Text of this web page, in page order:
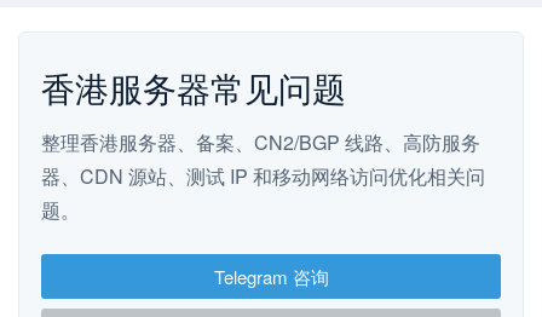
香港服务器常见问题
整理香港服务器、备案、CN2/BGP 线路、高防服务
器、CDN 源站、测试 IP 和移动网络访问优化相关问
题。
Telegram 咨询